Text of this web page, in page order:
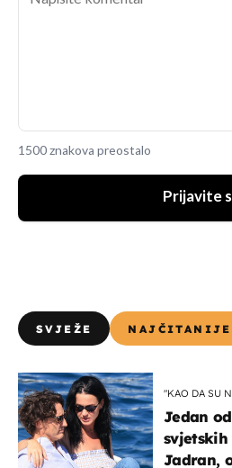
1500 znakova preostalo
Prijavite
SVJEŽE NAJČITANIJE
"KAO DA SU
Jedan
Jadran,